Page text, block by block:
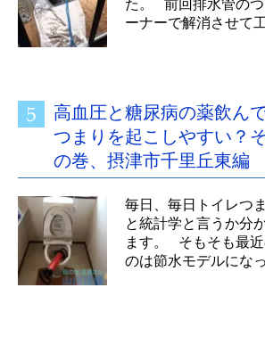
た。 前回排水管のつ
ーナーで解消させて
高血圧と糖尿病の薬飲ん
つまりを起こしやすい？
の巻、摂津市千里丘東編
毎日、毎日トイレつ
と統計学と言うか分
ます。 そもそも最
のは節水モデルにな